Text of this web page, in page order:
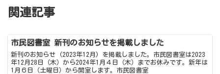
関連記事
市民図書室 新刊のお知らせを掲載しました
新刊のお知らせ (2023年12月) を掲載しました。市民図書室は2023
年12月28日（木）から2024年1月４日（木）までお休みです。新年は
1月６日（土曜日）から開室します。市民図書室